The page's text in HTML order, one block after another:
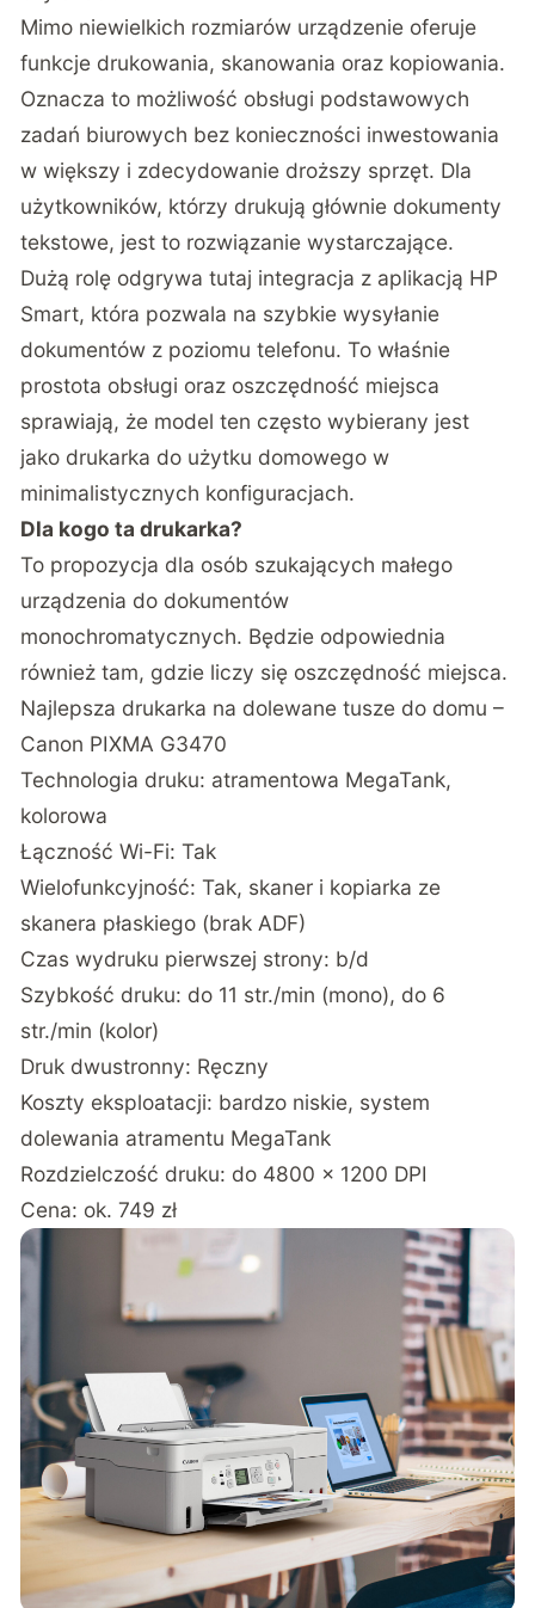
Mimo niewielkich rozmiarów urządzenie oferuje
funkcje drukowania, skanowania oraz kopiowania.
Oznacza to możliwość obsługi podstawowych
zadań biurowych bez konieczności inwestowania
w większy i zdecydowanie droższy sprzęt. Dla
użytkowników, którzy drukują głównie dokumenty
tekstowe, jest to rozwiązanie wystarczające.
Dużą rolę odgrywa tutaj integracja z aplikacją HP
Smart, która pozwala na szybkie wysyłanie
dokumentów z poziomu telefonu. To właśnie
prostota obsługi oraz oszczędność miejsca
sprawiają, że model ten często wybierany jest
jako drukarka do użytku domowego w
minimalistycznych konfiguracjach.
Dla kogo ta drukarka?
To propozycja dla osób szukających małego
urządzenia do dokumentów
monochromatycznych. Będzie odpowiednia
również tam, gdzie liczy się oszczędność miejsca.
Najlepsza drukarka na dolewane tusze do domu –
Canon PIXMA G3470
Technologia druku: atramentowa MegaTank,
kolorowa
Łączność Wi-Fi: Tak
Wielofunkcyjność: Tak, skaner i kopiarka ze
skanera płaskiego (brak ADF)
Czas wydruku pierwszej strony: b/d
Szybkość druku: do 11 str./min (mono), do 6
str./min (kolor)
Druk dwustronny: Ręczny
Koszty eksploatacji: bardzo niskie, system
dolewania atramentu MegaTank
Rozdzielczość druku: do 4800 × 1200 DPI
Cena: ok. 749 zł